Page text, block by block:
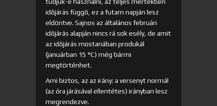
időjárás függő, ez a futam napján lesz
eldöntve. Sajnos az általános februári
időjárás alapján nincs rá sok esély, de amit
az időjárás mostanában produkál
(januárban 15 °C) még bármi
megtörténhet.
Ami biztos, az az irány: a versenyt normál
(az óra járásával ellentétes) irányban lesz
megrendezve.